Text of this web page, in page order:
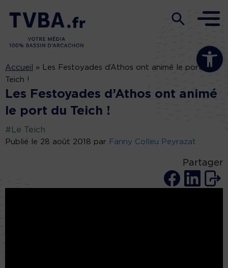
Ouvrir la
Accueil »
Les Festoyades d’Athos ont animé le port du
Teich !
Les Festoyades d’Athos ont animé
le port du Teich !
#Le Teich
Publié le 28 août 2018 par Fanny Colleu Peyrazat
Partager